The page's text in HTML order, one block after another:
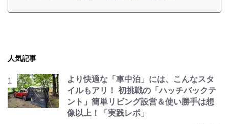
人気記事
より快適な「車中泊」には、こんなスタ
イルもアリ！ 初挑戦の「ハッチバックテ
ント」簡単リビング設営＆使い勝手は想
像以上！「実践レポ」